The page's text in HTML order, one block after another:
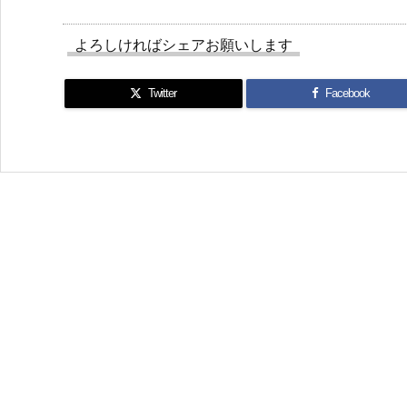
よろしければシェアお願いします
Twitter Facebook